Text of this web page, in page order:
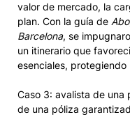
valor de mercado, la
plan. Con la guía de
Barcelona, se
un itinerario que
esenciales,
Caso 3: avalista de una
de una póliza